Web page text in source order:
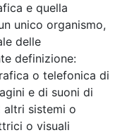
e quella
unico organismo,
delle
definizione:
o telefonica di
e di suoni di
altri sistemi o
o visuali